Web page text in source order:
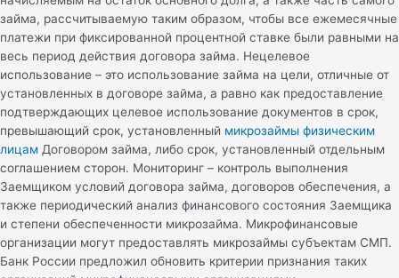
займа, рассчитываемую таким образом, чтобы все ежемесячные
платежи при фиксированной процентной ставке были равными на
весь период действия договора займа. Нецелевое
использование – это использование займа на цели, отличные от
установленных в договоре займа, а равно как предоставление
подтверждающих целевое использование документов в срок,
превышающий срок, установленный микрозаймы физическим
лицам Договором займа, либо срок, установленный отдельным
соглашением сторон. Мониторинг – контроль выполнения
Заемщиком условий договора займа, договоров обеспечения, а
также периодический анализ финансового состояния Заемщика
и степени обеспеченности микрозайма. Микрофинансовые
организации могут предоставлять микрозаймы субъектам СМП.
Банк России предложил обновить критерии признания таких